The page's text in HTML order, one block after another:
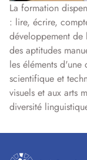
La formation
: lire, écrire,
développement
des aptitudes
les éléments
scientifique et
visuels et aux arts
diversité